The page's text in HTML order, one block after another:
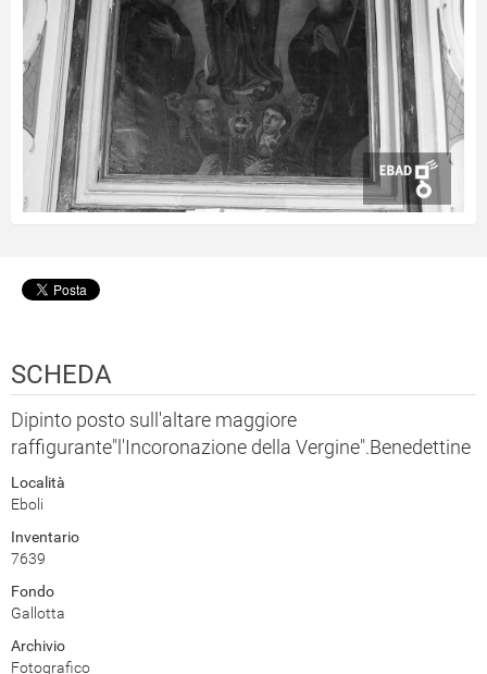
SCHEDA
Dipinto posto sull'altare maggiore
raffigurante"l'Incoronazione della Vergine".Benedettine
Località
Eboli
Inventario
7639
Fondo
Gallotta
Archivio
Fotografico